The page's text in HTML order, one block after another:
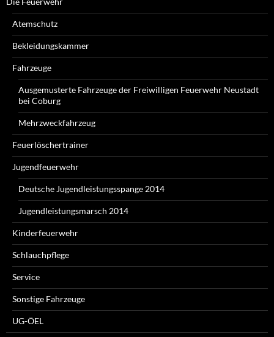
Atemschutz
Bekleidungskammer
Fahrzeuge
Ausgemusterte Fahrzeuge der Freiwilligen Feuerwehr Neustadt
bei Coburg
Mehrzweckfahrzeug
Feuerlöschertrainer
Jugendfeuerwehr
Deutsche Jugendleistungsspange 2014
Jugendleistungsmarsch 2014
Kinderfeuerwehr
Schlauchpflege
Service
Sonstige Fahrzeuge
UG-ÖEL